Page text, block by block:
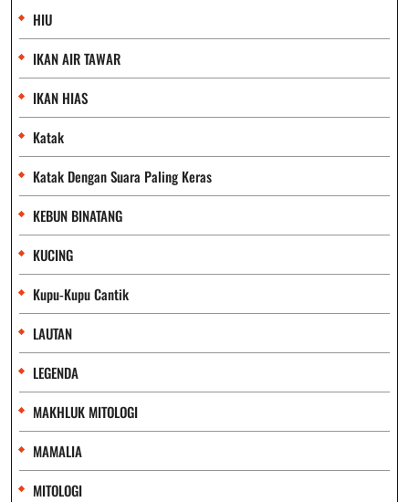
HIU
IKAN AIR TAWAR
IKAN HIAS
Katak
Katak Dengan Suara Paling Keras
KEBUN BINATANG
KUCING
Kupu-Kupu Cantik
LAUTAN
LEGENDA
MAKHLUK MITOLOGI
MAMALIA
MITOLOGI